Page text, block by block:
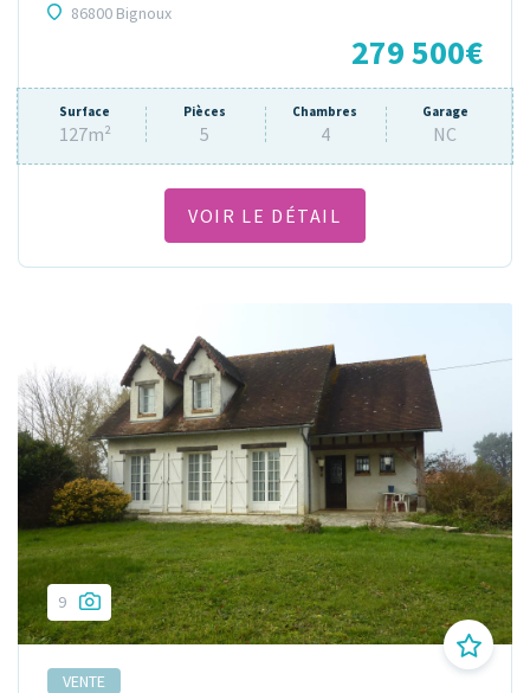
86800 Bignoux
279 500€
Surface
127m²
Pièces
5
Chambres
4
Garage
NC
VOIR LE DÉTAIL
9
VENTE